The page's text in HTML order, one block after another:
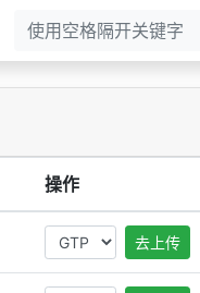
操作
去上传